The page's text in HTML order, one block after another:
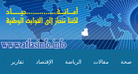
صحة مقالات الرياضة الإقتصاد تقارير